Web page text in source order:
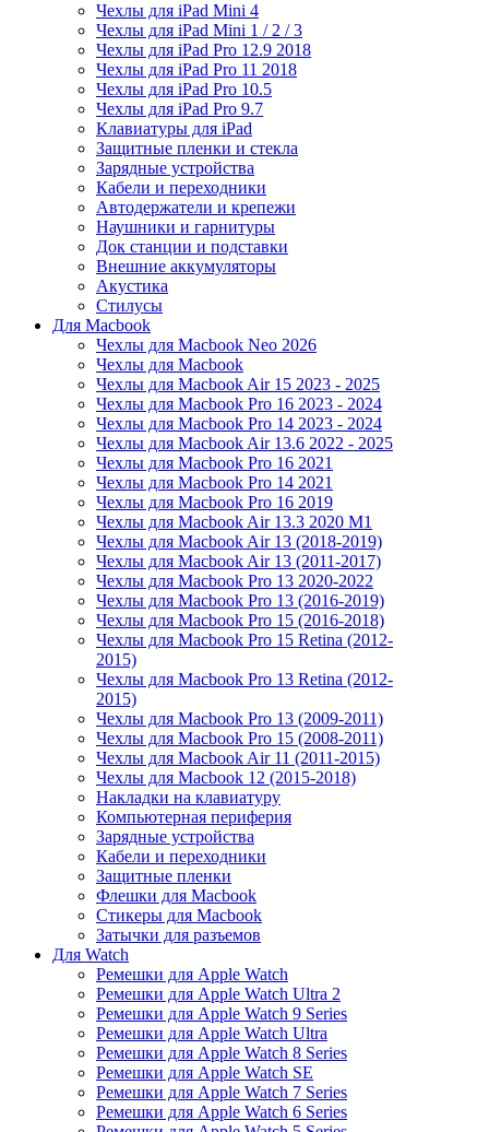
Чехлы для iPad Mini 4
Чехлы для iPad Mini 1 / 2 / 3
Чехлы для iPad Pro 12.9 2018
Чехлы для iPad Pro 11 2018
Чехлы для iPad Pro 10.5
Чехлы для iPad Pro 9.7
Клавиатуры для iPad
Защитные пленки и стекла
Зарядные устройства
Кабели и переходники
Автодержатели и крепежи
Наушники и гарнитуры
Док станции и подставки
Внешние аккумуляторы
Акустика
Стилусы
Для Macbook
Чехлы для Macbook Neo 2026
Чехлы для Macbook
Чехлы для Macbook Air 15 2023 - 2025
Чехлы для Macbook Pro 16 2023 - 2024
Чехлы для Macbook Pro 14 2023 - 2024
Чехлы для Macbook Air 13.6 2022 - 2025
Чехлы для Macbook Pro 16 2021
Чехлы для Macbook Pro 14 2021
Чехлы для Macbook Pro 16 2019
Чехлы для Macbook Air 13.3 2020 M1
Чехлы для Macbook Air 13 (2018-2019)
Чехлы для Macbook Air 13 (2011-2017)
Чехлы для Macbook Pro 13 2020-2022
Чехлы для Macbook Pro 13 (2016-2019)
Чехлы для Macbook Pro 15 (2016-2018)
Чехлы для Macbook Pro 15 Retina (2012-
2015)
Чехлы для Macbook Pro 13 Retina (2012-
2015)
Чехлы для Macbook Pro 13 (2009-2011)
Чехлы для Macbook Pro 15 (2008-2011)
Чехлы для Macbook Air 11 (2011-2015)
Чехлы для Macbook 12 (2015-2018)
Накладки на клавиатуру
Компьютерная периферия
Зарядные устройства
Кабели и переходники
Защитные пленки
Флешки для Macbook
Стикеры для Macbook
Затычки для разъемов
Для Watch
Ремешки для Apple Watch
Ремешки для Apple Watch Ultra 2
Ремешки для Apple Watch 9 Series
Ремешки для Apple Watch Ultra
Ремешки для Apple Watch 8 Series
Ремешки для Apple Watch SE
Ремешки для Apple Watch 7 Series
Ремешки для Apple Watch 6 Series